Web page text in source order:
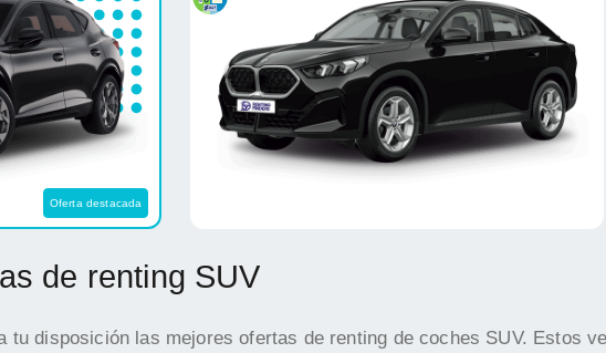
Oferta destacada
de renting SUV
tu disposición las mejores ofertas de renting de coches SUV. Estos